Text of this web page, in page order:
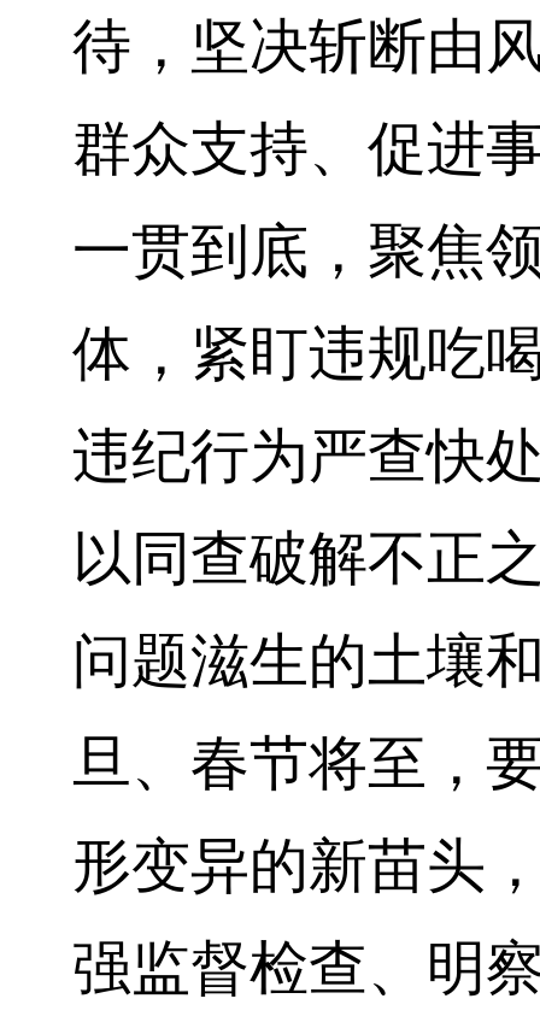
待，坚决斩断由
群众支持、促进
一贯到底，聚焦
体，紧盯违规吃
违纪行为严查快
以同查破解不正
问题滋生的土壤
旦、春节将至，
形变异的新苗头
强监督检查、明